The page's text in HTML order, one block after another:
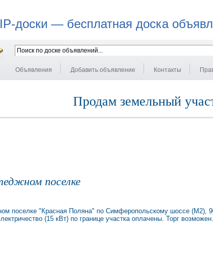
доски — бесплатная доска
Объявления Добавить объявление Контакты
Продам земельный
поселке
поселке "Красная Поляна" по Симферопольскому шоссе
(15 кВт) по границе участка оплачены. Торг